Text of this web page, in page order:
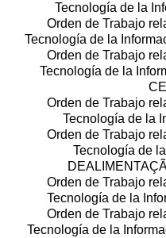
Tecnología de la
Orden de Trabajo
Tecnología de la
Orden de Trabajo
Tecnología de la
Orden de Trabajo
Tecnología de la
Orden de Trabajo
Tecnología de
Orden de Trabajo
Tecnología de la
Orden de Trabajo
Tecnología de la